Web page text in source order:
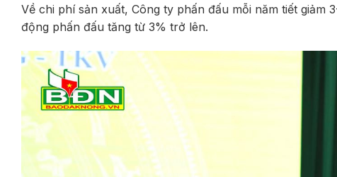
Về chi phí sản xuất, Công ty phấn đấu mỗi năm tiết
động phấn đấu tăng từ 3% trở lên.